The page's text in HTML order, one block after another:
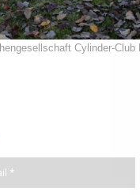
Cylinder-